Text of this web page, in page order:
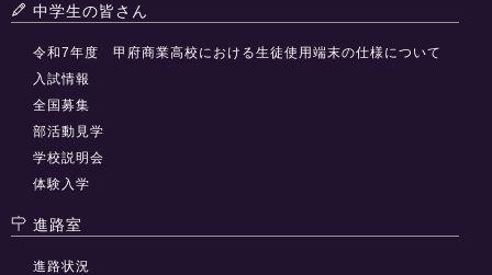
中学生の皆さん
令和7年度 甲府商業高校における生徒使用端末の仕様について
入試情報
全国募集
部活動見学
学校説明会
体験入学
進路室
進路状況